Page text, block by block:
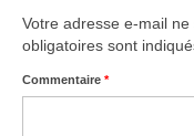
Votre adresse e-mail ne
obligatoires sont
Commentaire *